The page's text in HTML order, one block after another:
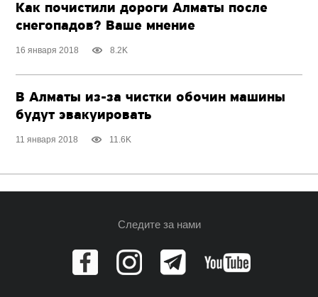
Как почистили дороги Алматы после
снегопадов? Ваше мнение
16 января 2018 8.2K
В Алматы из-за чистки обочин машины
будут эвакуировать
11 января 2018 11.6K
Следите за нами